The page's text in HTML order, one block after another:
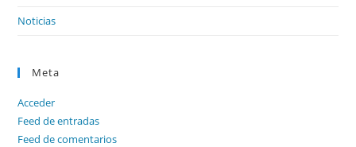
Noticias
Meta
Acceder
Feed de entradas
Feed de comentarios